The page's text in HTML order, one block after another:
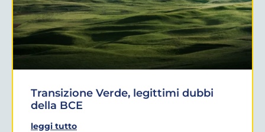
Transizione Verde, legittimi dubbi
della BCE
leggi tutto